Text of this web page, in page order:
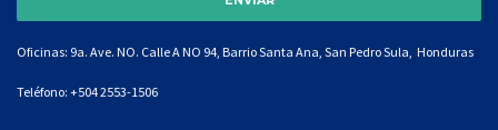
Oficinas: 9a. Ave. NO. Calle A NO 94, Barrio Santa Ana, San Pedro Sula, Honduras
Teléfono: +504 2553-1506